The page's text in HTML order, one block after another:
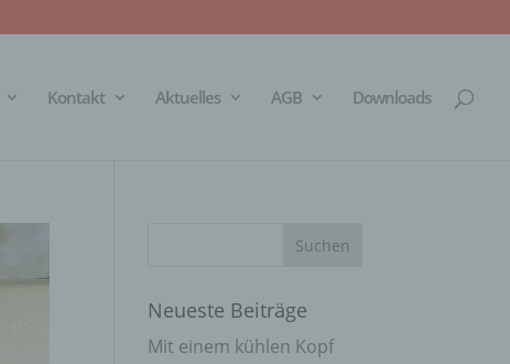
Kontakt Aktuelles AGB Downloads
Neueste Beiträge
Mit einem kühlen Kopf